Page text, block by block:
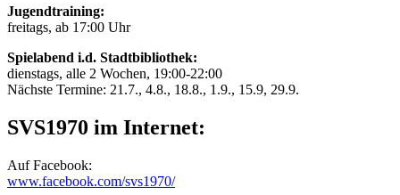
Jugendtraining:
freitags, ab 17:00 Uhr
Spielabend i.d. Stadtbibliothek:
dienstags, alle 2 Wochen, 19:00-22:00
Nächste Termine: 21.7., 4.8., 18.8., 1.9., 15.9, 29.9.
SVS1970 im Internet:
Auf Facebook:
www.facebook.com/svs1970/